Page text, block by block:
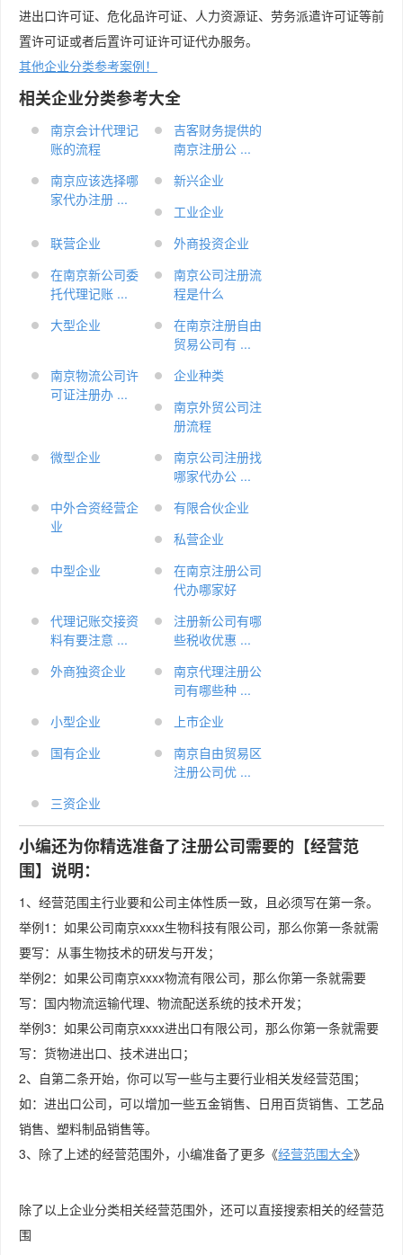
进出口许可证、危化品许可证、人力资源证、劳务派遣许可证等前
置许可证或者后置许可证许可证代办服务。
其他企业分类参考案例！
相关企业分类参考大全
南京会计代理记
账的流程
吉客财务提供的
南京注册公 ...
南京应该选择哪
家代办注册 ...
新兴企业
工业企业
联营企业
外商投资企业
在南京新公司委
托代理记账 ...
南京公司注册流
程是什么
大型企业
在南京注册自由
贸易公司有 ...
南京物流公司许
可证注册办 ...
企业种类
南京外贸公司注
册流程
微型企业
南京公司注册找
哪家代办公 ...
中外合资经营企
业
有限合伙企业
私营企业
中型企业
在南京注册公司
代办哪家好
代理记账交接资
料有要注意 ...
注册新公司有哪
些税收优惠 ...
外商独资企业
南京代理注册公
司有哪些种 ...
小型企业
上市企业
国有企业
南京自由贸易区
注册公司优 ...
三资企业
小编还为你精选准备了注册公司需要的【经营范
围】说明：
1、经营范围主行业要和公司主体性质一致，且必须写在第一条。
举例1：如果公司南京xxxx生物科技有限公司，那么你第一条就需
要写：从事生物技术的研发与开发；
举例2：如果公司南京xxxx物流有限公司，那么你第一条就需要
写：国内物流运输代理、物流配送系统的技术开发；
举例3：如果公司南京xxxx进出口有限公司，那么你第一条就需要
写：货物进出口、技术进出口；
2、自第二条开始，你可以写一些与主要行业相关发经营范围；
如：进出口公司，可以增加一些五金销售、日用百货销售、工艺品
销售、塑料制品销售等。
3、除了上述的经营范围外，小编准备了更多《经营范围大全》
除了以上企业分类相关经营范围外，还可以直接搜索相关的经营范
围